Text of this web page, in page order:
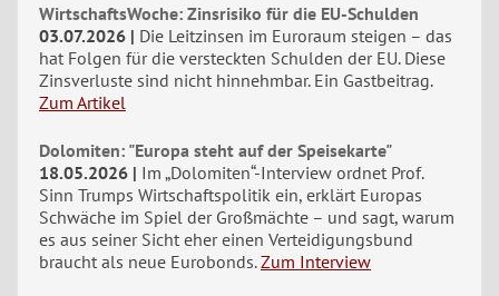
WirtschaftsWoche: Zinsrisiko für die EU-Schulden
03.07.2026
Die Leitzinsen im Euroraum steigen – das
hat Folgen für die versteckten Schulden der EU. Diese
Zinsverluste sind nicht hinnehmbar. Ein Gastbeitrag.
Zum Artikel
Dolomiten: "Europa steht auf der Speisekarte"
18.05.2026
Im „Dolomiten“-Interview ordnet Prof.
Sinn Trumps Wirtschaftspolitik ein, erklärt Europas
Schwäche im Spiel der Großmächte – und sagt, warum
es aus seiner Sicht eher einen Verteidigungsbund
braucht als neue Eurobonds. Zum Interview